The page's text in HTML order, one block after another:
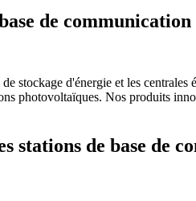
de communication
stockage d'énergie et les
photovoltaïques. Nos produits
stations de base de